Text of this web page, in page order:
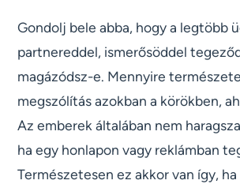
Gondolj bele abba, hogy a legtöbb
partnereddel, ismerősöddel
magázódsz-e. Mennyire
megszólítás azokban a körökben,
Az emberek általában nem
ha egy honlapon vagy reklámban
Természetesen ez akkor van így,